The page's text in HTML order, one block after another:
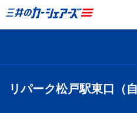
リパーク松戸駅東口（